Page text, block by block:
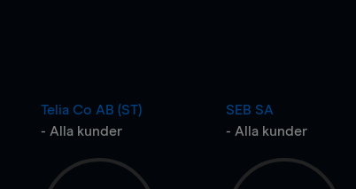
Telia Co AB (ST)
- Alla kunder
SEB SA
- Alla kunder